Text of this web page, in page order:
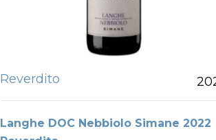
Reverdito
Langhe DOC Nebbiolo Simane 2022